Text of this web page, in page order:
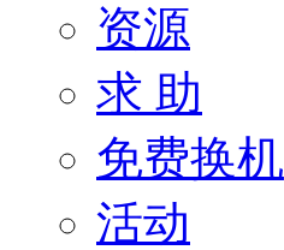
资源
求 助
免费换机
活动